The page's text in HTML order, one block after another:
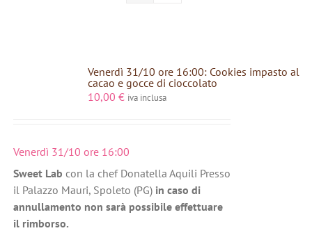
Venerdì 31/10 ore 16:00: Cookies impasto al
cacao e gocce di cioccolato
10,00 € iva inclusa
Venerdì 31/10 ore 16:00
Sweet Lab con la chef Donatella Aquili Presso
il Palazzo Mauri, Spoleto (PG) in caso di
annullamento non sarà possibile effettuare
il rimborso.